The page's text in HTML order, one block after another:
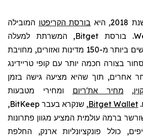
היא בורסת הקריפטו המובילה
. בורסת Bitget, המשרתת למעלה
מיליון משתמשים ביותר מ-150 מדינות ואזורים, מחויבת
בצורה חכמה יותר עם קופי טריידינג
אחרים, תוך שהיא מציעה גישה בזמן
, מחיר את'ריום ומחירי מטבעות
Bitget Wallet, שנקרא בעבר BitKeep
,
ברמה עולמית המציע מגוון פתרונות
כולל פונקציונליות ארנק, החלפת